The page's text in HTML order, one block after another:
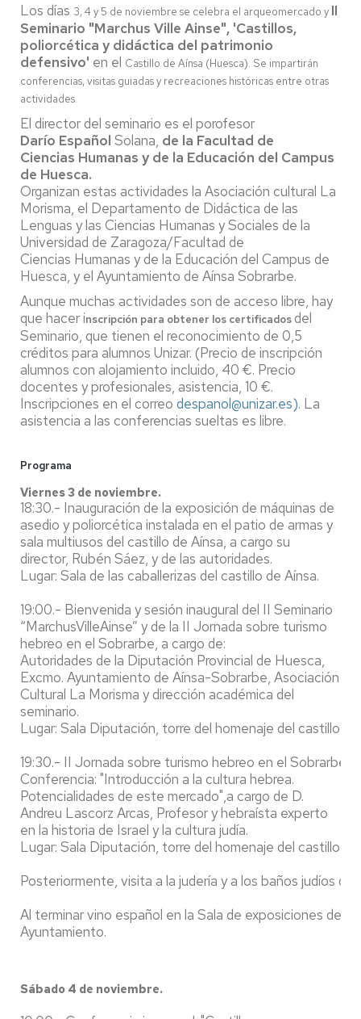
Los días 3, 4 y 5 de noviembre se celebra el arqueomercado y II
Seminario "Marchus Ville Ainse", 'Castillos,
poliorcética y didáctica del patrimonio
defensivo' en el Castillo de Aínsa (Huesca). Se impartirán
conferencias, visitas guiadas y recreaciones históricas entre otras
actividades.
El director del seminario es el porofesor
Darío Español Solana, de la Facultad de
Ciencias Humanas y de la Educación del Campus
de Huesca.
Organizan estas actividades la Asociación cultural La
Morisma, el Departamento de Didáctica de las
Lenguas y las Ciencias Humanas y Sociales de la
Universidad de Zaragoza/Facultad de
Ciencias Humanas y de la Educación del Campus de
Huesca, y el Ayuntamiento de Aínsa Sobrarbe.
Aunque muchas actividades son de acceso libre, hay
que hacer inscripción para obtener los certificadosdel
Seminario, que tienen el reconocimiento de 0,5
créditos para alumnos Unizar. (Precio de inscripción
alumnos con alojamiento incluido, 40 €. Precio
docentes y profesionales, asistencia, 10 €.
Inscripciones en el correo despanol@unizar.es). La
asistencia a las conferencias sueltas es libre.
Programa
Viernes 3 de noviembre.
18:30.- Inauguración de la exposición de máquinas de
asedio y poliorcética instalada en el patio de armas y
sala multiusos del castillo de Aínsa, a cargo su
director, Rubén Sáez, y de las autoridades.
Lugar: Sala de las caballerizas del castillo de Aínsa.
19:00.- Bienvenida y sesión inaugural del II Seminario
“MarchusVilleAinse” y de la II Jornada sobre turismo
hebreo en el Sobrarbe, a cargo de:
Autoridades de la Diputación Provincial de Huesca,
Excmo. Ayuntamiento de Aínsa-Sobrarbe, Asociación
Cultural La Morisma y dirección académica del
seminario.
Lugar: Sala Diputación, torre del homenaje del castillo de
19:30.- II Jornada sobre turismo hebreo en el Sobrarbe.
Conferencia: "Introducción a la cultura hebrea.
Potencialidades de este mercado",a cargo de D.
Andreu Lascorz Arcas, Profesor y hebraísta experto
en la historia de Israel y la cultura judía.
Lugar: Sala Diputación, torre del homenaje del castillo de
Posteriormente, visita a la judería y a los baños judíos de
Al terminar vino español en la Sala de exposiciones del
Ayuntamiento.
Sábado 4 de noviembre.